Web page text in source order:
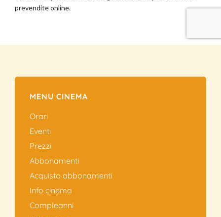
MENU CINEMA
Orari
Eventi
Prezzi
Abbonamenti
Acquisto abbonamenti
Info cinema
Compleanni